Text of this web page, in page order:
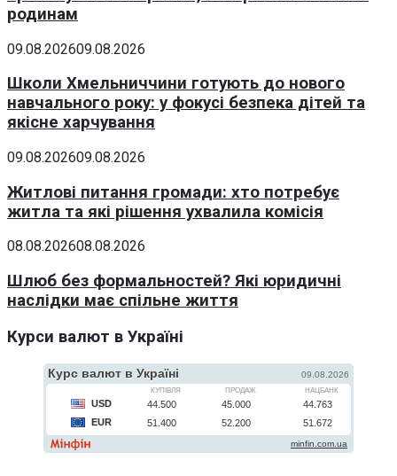
родинам
09.08.202609.08.2026
Школи Хмельниччини готують до нового
навчального року: у фокусі безпека дітей та
якісне харчування
09.08.202609.08.2026
Житлові питання громади: хто потребує
житла та які рішення ухвалила комісія
08.08.202608.08.2026
Шлюб без формальностей? Які юридичні
наслідки має спільне життя
Курси валют в Україні